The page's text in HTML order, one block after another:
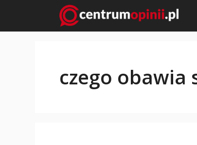
treści
czego obawia